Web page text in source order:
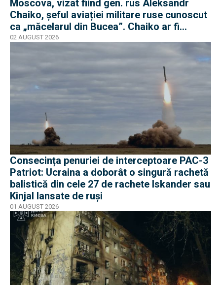
Moscova, vizat fiind gen. rus Aleksandr
Chaiko, șeful aviației militare ruse cunoscut
ca „măcelarul din Bucea”. Chaiko ar fi
supraviețuit
02 AUGUST 2026
Consecința penuriei de interceptoare PAC-3
Patriot: Ucraina a doborât o singură rachetă
balistică din cele 27 de rachete Iskander sau
Kinjal lansate de ruși
01 AUGUST 2026